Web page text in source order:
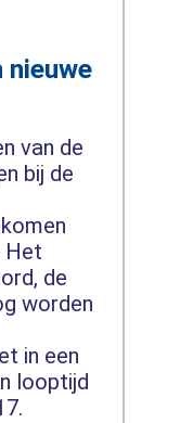
nieuwe
van de
bij de
Het
de
worden
in een
looptijd